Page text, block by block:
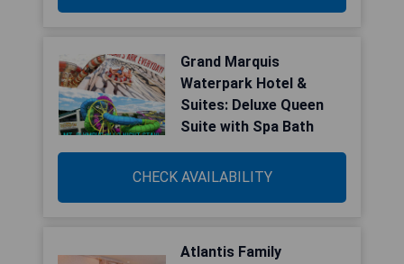
Grand Marquis
Waterpark Hotel &
Suites: Deluxe Queen
Suite with Spa Bath
CHECK AVAILABILITY
Atlantis Family